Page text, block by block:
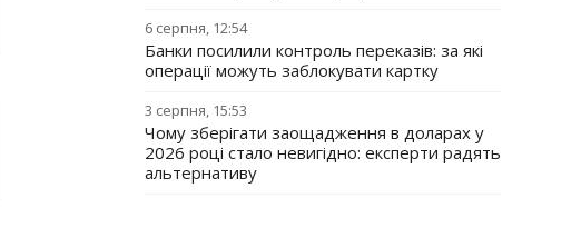
6 серпня, 12:54
Банки посилили контроль переказів: за які
операції можуть заблокувати картку
3 серпня, 15:53
Чому зберігати заощадження в доларах у
2026 році стало невигідно: експерти радять
альтернативу